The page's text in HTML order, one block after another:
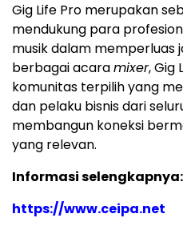
Gig Life Pro merupakan
mendukung para
musik dalam memperluas
berbagai acaramixer, Gig
komunitas terpilih yang
dan pelaku bisnis dari
membangun koneksi
yang relevan.
Informasi selengkapnya:
https://www.ceipa.net